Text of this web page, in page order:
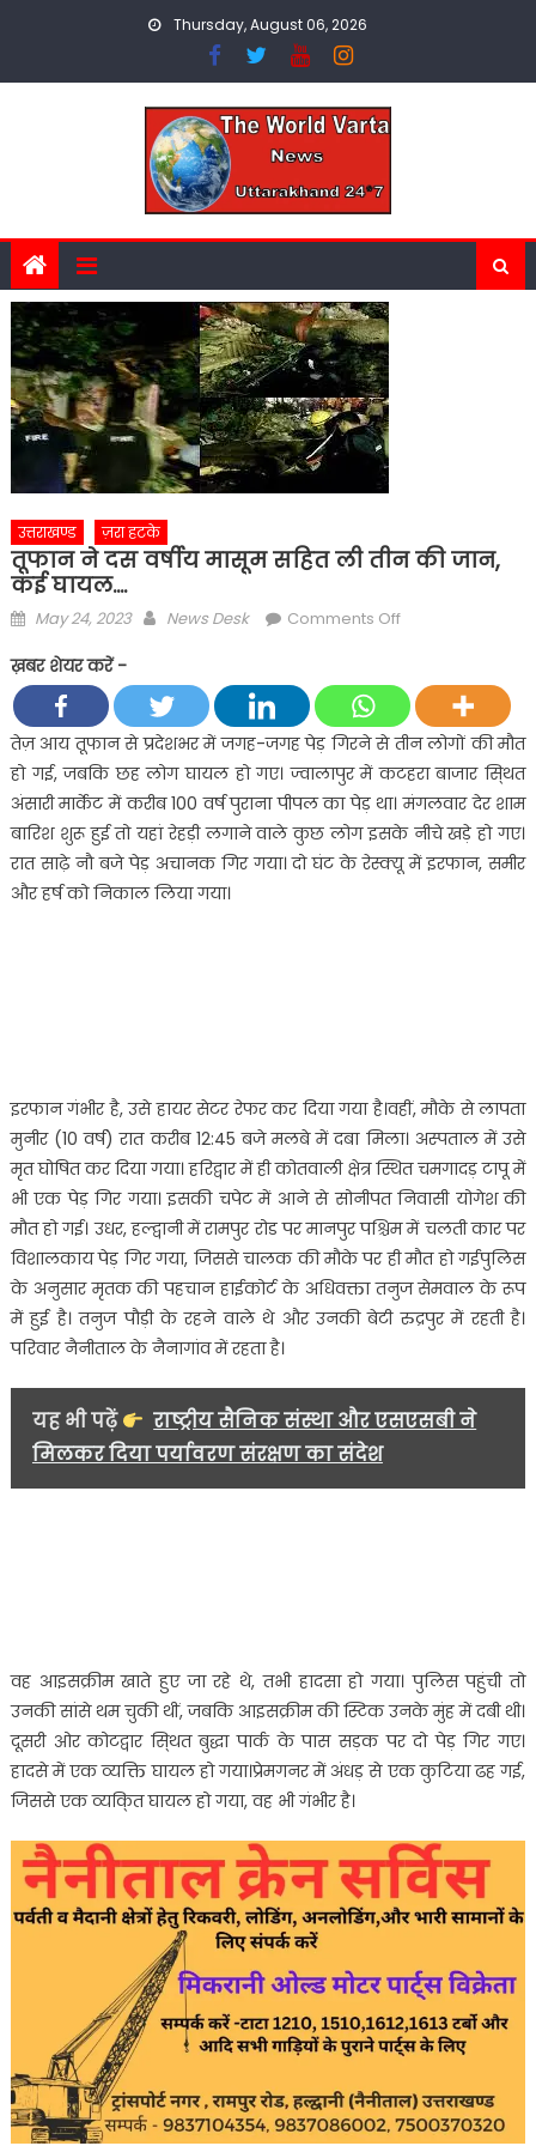
Thursday, August 06, 2026
उत्तराखण्ड ज़रा हटके
तूफान ने दस वर्षीय मासूम सहित ली तीन की जान,
कई घायल….
Posted
May 24, 2023 Author
News Desk Comments Offon
दस
वर्षीय
मासूम
सहित
ली
तीन
की
ख़बर शेयर करें -
तेज़ आय तूफान से प्रदेशभर में जगह-जगह पेड़ गिरने से तीन लोगों की मौत
हो गई, जबकि छह लोग घायल हो गए। ज्वालापुर में कटहरा बाजार सि्थत
अंसारी मार्केट में करीब 100 वर्ष पुराना पीपल का पेड़ था। मंगलवार देर शाम
बारिश शुरू हुई तो यहां रेहड़ी लगाने वाले कुछ लोग इसके नीचे खड़े हो गए।
रात साढ़े नौ बजे पेड़ अचानक गिर गया। दो घंट के रेस्क्यू में इरफान, समीर
और हर्ष को निकाल लिया गया।
इरफान गंभीर है, उसे हायर सेटर रेफर कर दिया गया है।वहीं, मौके से लापता
मुनीर (10 वर्ष) रात करीब 12:45 बजे मलबे में दबा मिला। अस्पताल में उसे
मृत घोषित कर दिया गया। हरिद्वार में ही कोतवाली क्षेत्र स्थित चमगादड़ टापू में
भी एक पेड़ गिर गया। इसकी चपेट में आने से सोनीपत निवासी योगेश की
मौत हो गई। उधर, हल्द्वानी में रामपुर रोड पर मानपुर पश्चिम में चलती कार पर
विशालकाय पेड़ गिर गया, जिससे चालक की मौके पर ही मौत हो गईपुलिस
के अनुसार मृतक की पहचान हाईकोर्ट के अधिवक्ता तनुज सेमवाल के रूप
में हुई है। तनुज पौड़ी के रहने वाले थे और उनकी बेटी रुद्रपुर में रहती है।
परिवार नैनीताल के नैनागांव में रहता है।
यह भी पढ़ें
राष्ट्रीय सैनिक संस्था और एसएसबी ने
मिलकर दिया पर्यावरण संरक्षण का संदेश
वह आइसक्रीम खाते हुए जा रहे थे, तभी हादसा हो गया। पुलिस पहुंची तो
उनकी सांसे थम चुकी थीं, जबकि आइसक्रीम की स्टिक उनके मुंह में दबी थी।
दूसरी ओर कोटद्वार सि्थत बुद्धा पार्क के पास सड़क पर दो पेड़ गिर गए।
हादसे में एक व्यक्ति घायल हो गया।प्रेमगनर में अंधड़ से एक कुटिया ढह गई,
जिससे एक व्यकि्त घायल हो गया, वह भी गंभीर है।